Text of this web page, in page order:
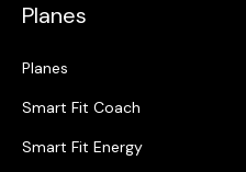
Planes
Planes
Smart Fit Coach
Smart Fit Energy